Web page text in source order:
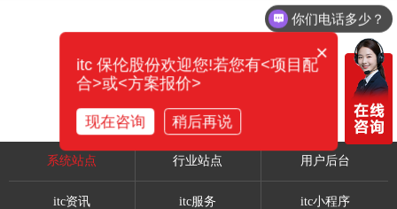
系统站点 行业站点 用户后台
itc资讯 itc服务 itc小程序
你们电话多少？
×
itc 保伦股份欢迎您!若您有<项目配
合>或<方案报价>
现在咨询 稍后再说